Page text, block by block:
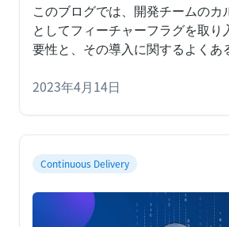
このブログでは、開発チームのカ
としてフィーチャーフラグを取り
要性と、その導入に関するよくあ
ムが常に出荷を行い
2023年4月14日
Continuous Delivery